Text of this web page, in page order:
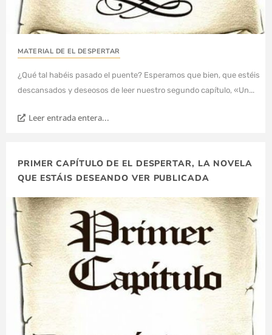
MATERIAL DE EL DESPERTAR
¿Qué tal habéis pasado el puente? Esperamos que bien, que estéis
descansados y deseosos de leer nuestro segundo capítulo, «Un...
Leer entrada entera...
PRIMER CAPÍTULO DE EL DESPERTAR, LA NOVELA
QUE ESTÁIS DESEANDO VER PUBLICADA